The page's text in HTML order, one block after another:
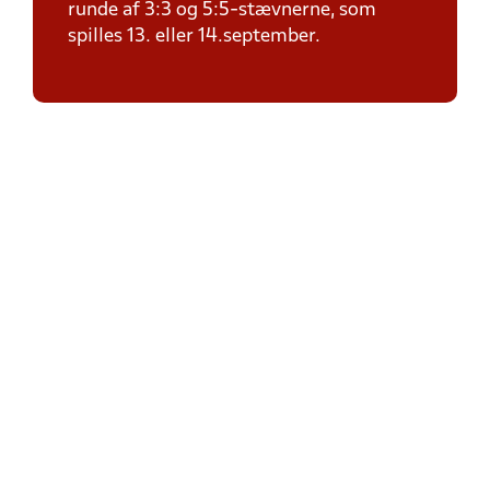
runde af 3:3 og 5:5-stævnerne, som
spilles 13. eller 14.september.